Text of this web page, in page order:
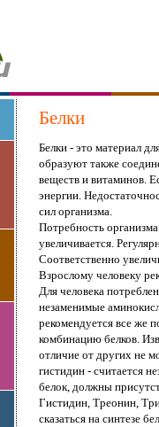
Белки
Белки - это материал
образуют также
веществ и витаминов.
энергии.
сил организма.
Потребность
увеличивается.
Соответственно
Взрослому человеку
Для человека
незаменимые
рекомендуется все же
комбинацию белков.
отличие от других не
гистидин - считается
белок, должны
Гистидин, Треонин,
сказаться на синтезе